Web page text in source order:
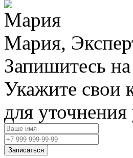
Мария,
Запишитесь
Укажите свои
для
Записаться